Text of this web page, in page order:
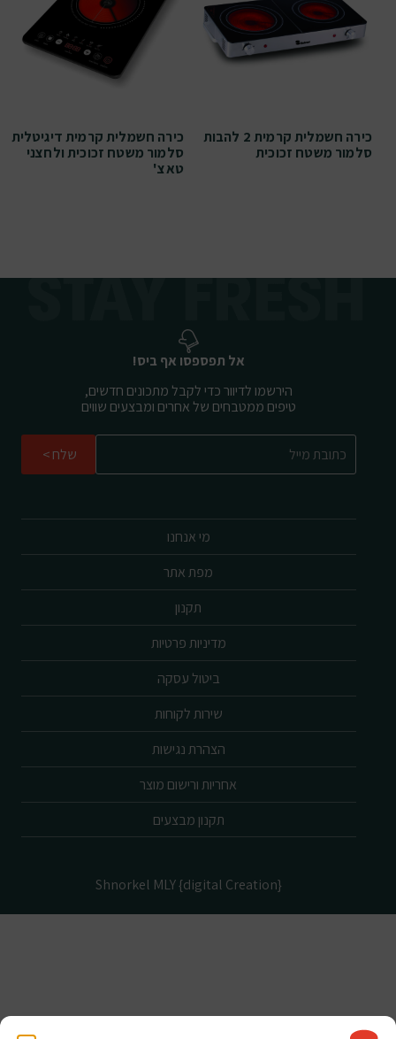
כירה חשמלית קרמית 2 להבות
סלמור משטח זכוכית
כירה חשמלית קרמית דיגיטלית
סלמור משטח זכוכית ולחצני
טאצ'
מי אנחנו
מפת אתר
תקנון
מדיניות פרטיות
ביטול עסקה
שירות לקוחות
הצהרת נגישות
אחריות ורישום מוצר
תקנון מבצעים
אל תפספסו אף ביס!
הירשמו לדיוור כדי לקבל מתכונים חדשים,
טיפים ממטבחים של אחרים ומבצעים שווים
שלח
Shnorkel MLY {digital Creation}